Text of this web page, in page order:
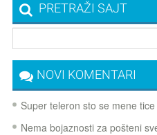
PRETRAŽI SAJT
NOVI KOMENTARI
Super teleron sto se mene tice
Nema bojaznosti za pošteni